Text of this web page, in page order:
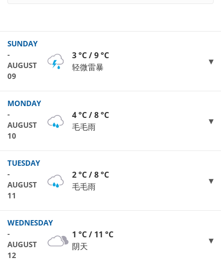
SUNDAY
-
AUGUST
09
3 °C / 9 °C
轻微雷暴
MONDAY
-
AUGUST
10
4 °C / 8 °C
毛毛雨
TUESDAY
-
AUGUST
11
2 °C / 8 °C
毛毛雨
WEDNESDAY
-
AUGUST
12
1 °C / 11 °C
阴天